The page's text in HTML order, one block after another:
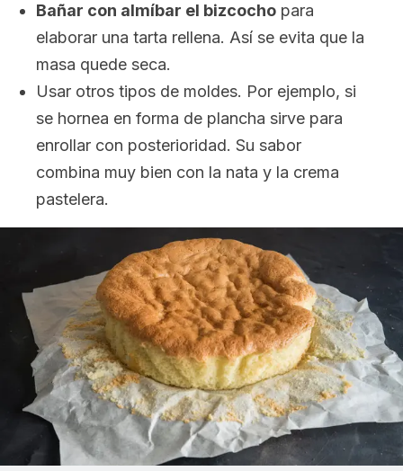
Bañar con almíbar el bizcocho para
elaborar una tarta rellena. Así se evita que la
masa quede seca.
Usar otros tipos de moldes. Por ejemplo, si
se hornea en forma de plancha sirve para
enrollar con posterioridad. Su sabor
combina muy bien con la nata y la crema
pastelera.